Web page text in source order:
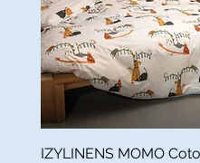
IZYLINENS MOMO